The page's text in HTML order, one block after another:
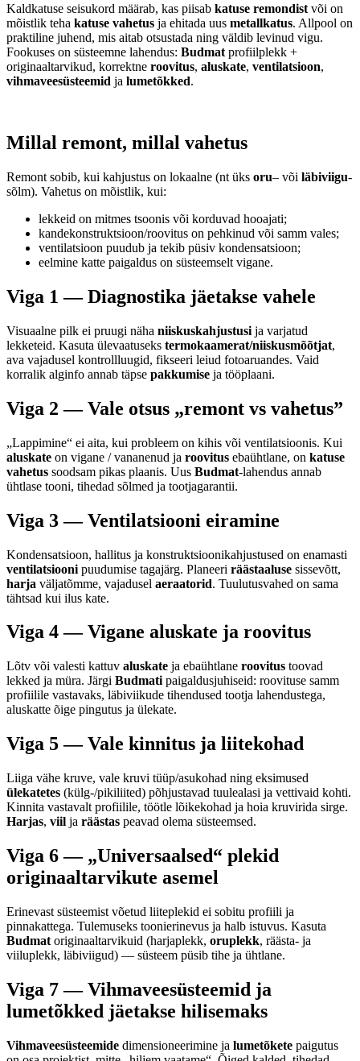
Kaldkatuse seisukord määrab, kas piisab katuse remondist või on
mõistlik teha katuse vahetus ja ehitada uus metallkatus. Allpool on
praktiline juhend, mis aitab otsustada ning väldib levinud vigu.
Fookuses on süsteemne lahendus: Budmat profiilplekk +
originaaltarvikud, korrektne roovitus, aluskate, ventilatsioon,
vihmaveesüsteemid ja lumetõkked.
Millal remont, millal vahetus
Remont sobib, kui kahjustus on lokaalne (nt üks oru– või läbiviigu-
sõlm). Vahetus on mõistlik, kui:
lekkeid on mitmes tsoonis või korduvad hooajati;
kandekonstruktsioon/roovitus on pehkinud või samm vales;
ventilatsioon puudub ja tekib püsiv kondensatsioon;
eelmine katte paigaldus on süsteemselt vigane.
Viga 1 — Diagnostika jäetakse vahele
Visuaalne pilk ei pruugi näha niiskuskahjustusi ja varjatud
lekketeid. Kasuta ülevaatuseks termokaamerat/niiskusmõõtjat,
ava vajadusel kontrollluugid, fikseeri leiud fotoaruandes. Vaid
korralik alginfo annab täpse pakkumise ja tööplaani.
Viga 2 — Vale otsus „remont vs vahetus”
„Lappimine“ ei aita, kui probleem on kihis või ventilatsioonis. Kui
aluskate on vigane / vananenud ja roovitus ebaühtlane, on katuse
vahetus soodsam pikas plaanis. Uus Budmat-lahendus annab
ühtlase tooni, tihedad sõlmed ja tootjagarantii.
Viga 3 — Ventilatsiooni eiramine
Kondensatsioon, hallitus ja konstruktsioonikahjustused on enamasti
ventilatsiooni puudumise tagajärg. Planeeri räästaaluse sissevõtt,
harja väljatõmme, vajadusel aeraatorid. Tuulutusvahed on sama
tähtsad kui ilus kate.
Viga 4 — Vigane aluskate ja roovitus
Lõtv või valesti kattuv aluskate ja ebaühtlane roovitus toovad
lekked ja müra. Järgi Budmati paigaldusjuhiseid: roovituse samm
profiilile vastavaks, läbiviikude tihendused tootja lahendustega,
aluskatte õige pingutus ja ülekate.
Viga 5 — Vale kinnitus ja liitekohad
Liiga vähe kruve, vale kruvi tüüp/asukohad ning eksimused
ülekatetes (külg-/pikiliited) põhjustavad tuulealasi ja vettivaid kohti.
Kinnita vastavalt profiilile, töötle lõikekohad ja hoia kruvirida sirge.
Harjas, viil ja räästas peavad olema süsteemsed.
Viga 6 — „Universaalsed“ plekid
originaaltarvikute asemel
Erinevast süsteemist võetud liiteplekid ei sobitu profiili ja
pinnakattega. Tulemuseks toonierinevus ja halb istuvus. Kasuta
Budmat originaaltarvikuid (harjaplekk, oruplekk, räästa- ja
viiluplekk, läbiviigud) — süsteem püsib tihe ja ühtlane.
Viga 7 — Vihmaveesüsteemid ja
lumetõkked jäetakse hilisemaks
Vihmaveesüsteemide dimensioneerimine ja lumetõkete paigutus